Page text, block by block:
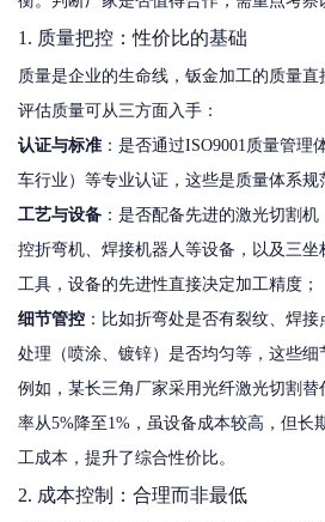
1. 质量把控：性价比的基础
质量是企业的生命线，钣金加工的质量直
评估质量可从三方面入手：
认证与标准 ：是否通过ISO9001质量管理
车行业）等专业认证，这些是质量体系规
工艺与设备 ：是否配备先进的激光切割
控折弯机、焊接机器人等设备，以及三坐
工具，设备的先进性直接决定加工精度；
细节管控 ：比如折弯处是否有裂纹、焊
处理（喷涂、镀锌）是否均匀等，这些细
例如，某长三角厂家采用光纤激光切割
率从5%降至1%，虽设备成本较高，但长
工成本，提升了综合性价比。
2. 成本控制：合理而非最低